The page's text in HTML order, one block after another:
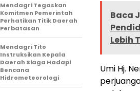
Baca
Lebih
Umi Hj.
Mendagri Tegaskan
Komitmen Pemerintah
Perhatikan Titik Daerah
Perbatasan
Mendagri Tito
Instruksikan Kepala
Daerah Siaga Hadapi
Bencana
Hidrometeorologi